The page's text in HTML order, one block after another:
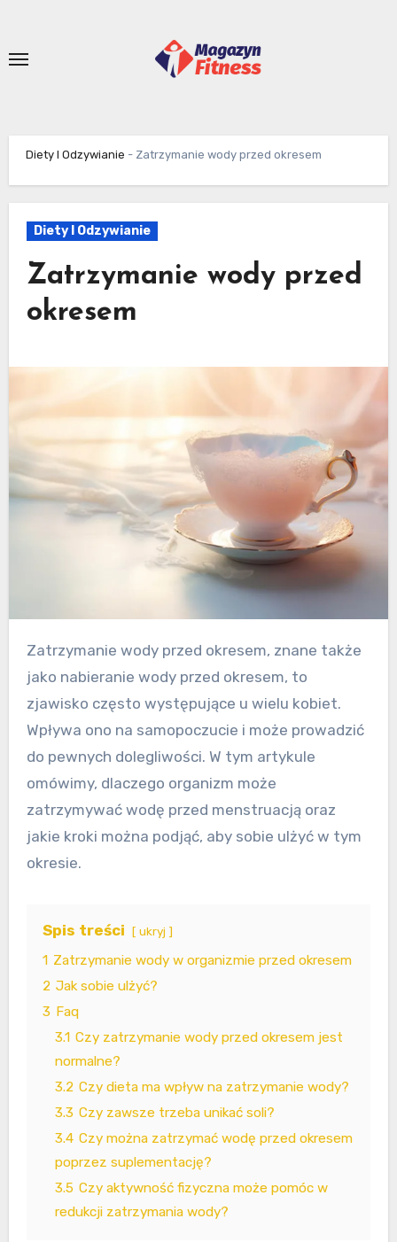
content
Diety I Odzywianie - Zatrzymanie wody przed okresem
Diety I Odzywianie
Zatrzymanie wody przed
okresem
Zatrzymanie wody przed okresem, znane także
jako nabieranie wody przed okresem, to
zjawisko często występujące u wielu kobiet.
Wpływa ono na samopoczucie i może prowadzić
do pewnych dolegliwości. W tym artykule
omówimy, dlaczego organizm może
zatrzymywać wodę przed menstruacją oraz
jakie kroki można podjąć, aby sobie ulżyć w tym
okresie.
Spis treści ukryj
1 Zatrzymanie wody w organizmie przed okresem
2 Jak sobie ulżyć?
3 Faq
3.1 Czy zatrzymanie wody przed okresem jest
normalne?
3.2 Czy dieta ma wpływ na zatrzymanie wody?
3.3 Czy zawsze trzeba unikać soli?
3.4 Czy można zatrzymać wodę przed okresem
poprzez suplementację?
3.5 Czy aktywność fizyczna może pomóc w
redukcji zatrzymania wody?